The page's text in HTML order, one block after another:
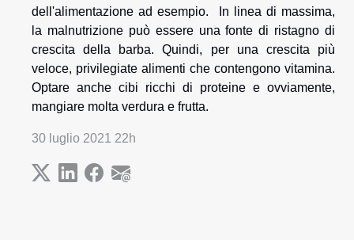
dell'alimentazione ad esempio. In linea di massima,
la malnutrizione può essere una fonte di ristagno di
crescita della barba. Quindi, per una crescita più
veloce, privilegiate alimenti che contengono vitamina.
Optare anche cibi ricchi di proteine e ovviamente,
mangiare molta verdura e frutta.
30 luglio 2021 22h